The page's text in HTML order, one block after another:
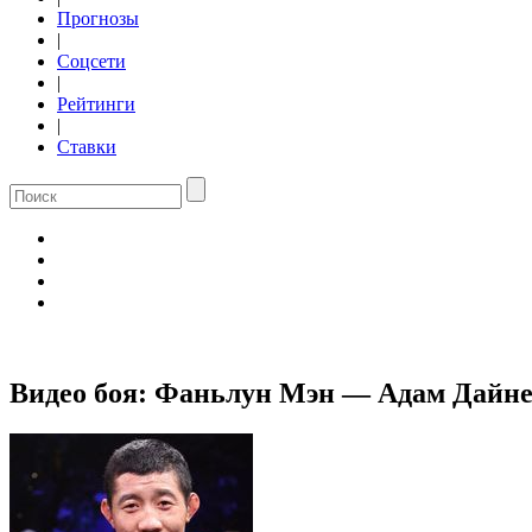
Прогнозы
|
Соцсети
|
Рейтинги
|
Ставки
Видео боя: Фаньлун Мэн — Адам